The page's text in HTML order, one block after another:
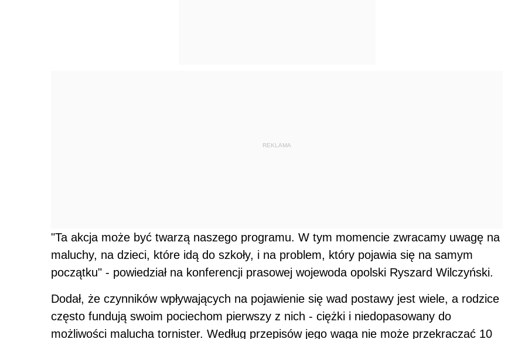
REKLAMA
"Ta akcja może być twarzą naszego programu. W tym momencie zwracamy uwagę na
maluchy, na dzieci, które idą do szkoły, i na problem, który pojawia się na samym
początku" - powiedział na konferencji prasowej wojewoda opolski Ryszard Wilczyński.
Dodał, że czynników wpływających na pojawienie się wad postawy jest wiele, a rodzice
często fundują swoim pociechom pierwszy z nich - ciężki i niedopasowany do
możliwości malucha tornister. Według przepisów jego waga nie może przekraczać 10